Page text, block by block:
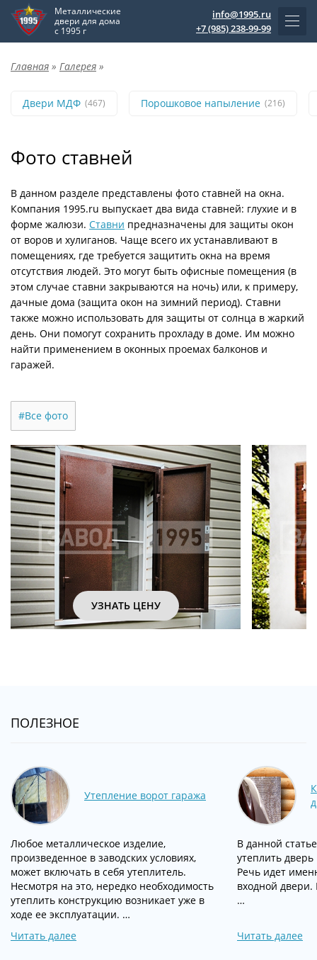
Металлические
двери для дома
с 1995 г
info@1995.ru
+7 (985) 238-99-99
Главная » Галерея »
Двери МДФ (467) Порошковое напыление (216)
Фото ставней
В данном разделе представлены фото ставней на окна.
Компания 1995.ru выпускает два вида ставней: глухие и в
форме жалюзи. Ставни предназначены для защиты окон
от воров и хулиганов. Чаще всего их устанавливают в
помещениях, где требуется защитить окна на время
отсутствия людей. Это могут быть офисные помещения (в
этом случае ставни закрываются на ночь) или, к примеру,
дачные дома (защита окон на зимний период). Ставни
также можно использовать для защиты от солнца в жаркий
день. Они помогут сохранить прохладу в доме. Им можно
найти применением в оконных проемах балконов и
гаражей.
#Все фото
УЗНАТЬ ЦЕНУ
ПОЛЕЗНОЕ
Утепление ворот гаража
Любое металлическое изделие,
произведенное в заводских условиях,
может включать в себя утеплитель.
Несмотря на это, нередко необходимость
утеплить конструкцию возникает уже в
ходе ее эксплуатации. …
Читать далее
В данной
утеплить
Речь идет
входной двери.
…
Читать далее